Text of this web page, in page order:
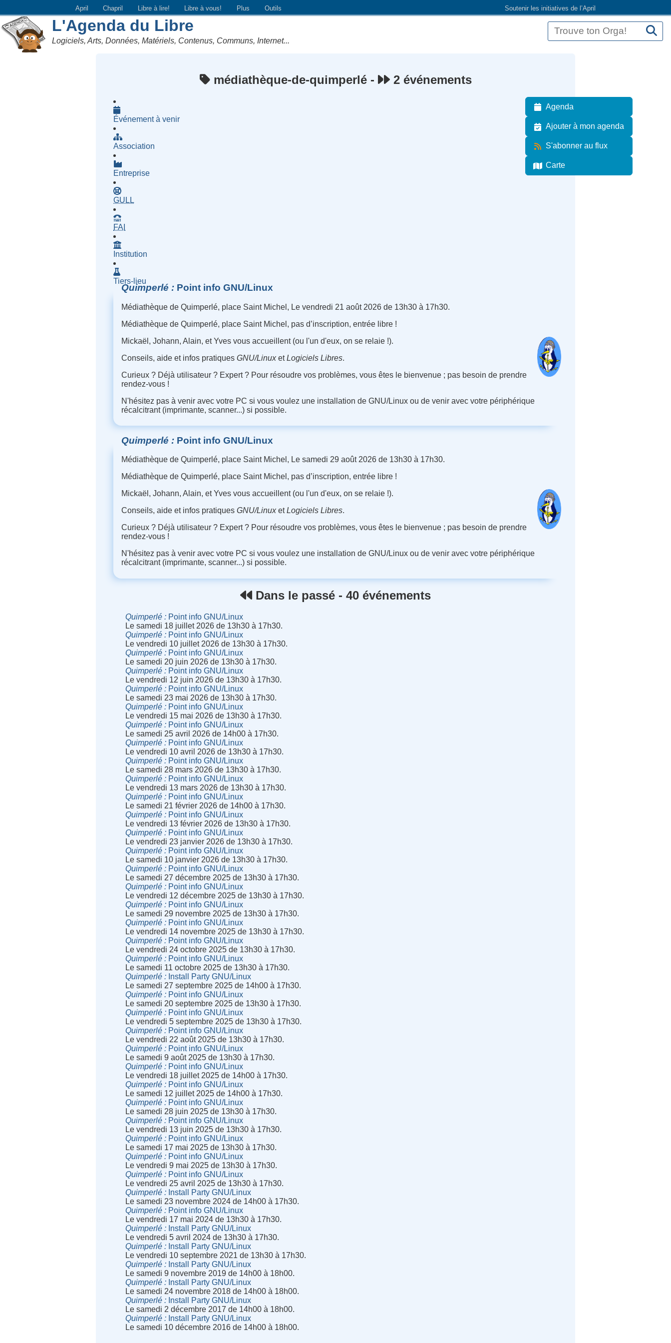
Soutenir les initiatives de l’April
April Chapril Libre à lire! Libre à vous! Plus Outils
L'Agenda du Libre
Logiciels, Arts, Données, Matériels, Contenus, Communs, Internet...
médiathèque-de-quimperlé - 2 événements
Agenda
Ajouter à mon agenda
S'abonner au flux
Carte
Événement à venir
Association
Entreprise
GULL
FAI
Institution
Tiers-lieu
Quimperlé Point info GNU/Linux
Médiathèque de Quimperlé, place Saint Michel, Le vendredi 21 août 2026 de 13h30 à 17h30.
Médiathèque de Quimperlé, place Saint Michel, pas d’inscription, entrée libre !
Mickaël, Johann, Alain, et Yves vous accueillent (ou l'un d'eux, on se relaie !).
Conseils, aide et infos pratiquesGNU/LinuxetLogiciels Libres.
Curieux ? Déjà utilisateur ? Expert ? Pour résoudre vos problèmes, vous êtes le bienvenue ; pas besoin de prendre
rendez-vous !
N'hésitez pas à venir avec votre PC si vous voulez une installation de GNU/Linux ou de venir avec votre périphérique
récalcitrant (imprimante, scanner...) si possible.
Quimperlé Point info GNU/Linux
Médiathèque de Quimperlé, place Saint Michel, Le samedi 29 août 2026 de 13h30 à 17h30.
Médiathèque de Quimperlé, place Saint Michel, pas d’inscription, entrée libre !
Mickaël, Johann, Alain, et Yves vous accueillent (ou l'un d'eux, on se relaie !).
Conseils, aide et infos pratiquesGNU/LinuxetLogiciels Libres.
Curieux ? Déjà utilisateur ? Expert ? Pour résoudre vos problèmes, vous êtes le bienvenue ; pas besoin de prendre
rendez-vous !
N'hésitez pas à venir avec votre PC si vous voulez une installation de GNU/Linux ou de venir avec votre périphérique
récalcitrant (imprimante, scanner...) si possible.
Dans le passé - 40 événements
Quimperlé
Point info GNU/Linux
Le samedi 18 juillet 2026 de 13h30 à 17h30.
Quimperlé
Point info GNU/Linux
Le vendredi 10 juillet 2026 de 13h30 à 17h30.
Quimperlé
Point info GNU/Linux
Le samedi 20 juin 2026 de 13h30 à 17h30.
Quimperlé
Point info GNU/Linux
Le vendredi 12 juin 2026 de 13h30 à 17h30.
Quimperlé
Point info GNU/Linux
Le samedi 23 mai 2026 de 13h30 à 17h30.
Quimperlé
Point info GNU/Linux
Le vendredi 15 mai 2026 de 13h30 à 17h30.
Quimperlé
Point info GNU/Linux
Le samedi 25 avril 2026 de 14h00 à 17h30.
Quimperlé
Point info GNU/Linux
Le vendredi 10 avril 2026 de 13h30 à 17h30.
Quimperlé
Point info GNU/Linux
Le samedi 28 mars 2026 de 13h30 à 17h30.
Quimperlé
Point info GNU/Linux
Le vendredi 13 mars 2026 de 13h30 à 17h30.
Quimperlé
Point info GNU/Linux
Le samedi 21 février 2026 de 14h00 à 17h30.
Quimperlé
Point info GNU/Linux
Le vendredi 13 février 2026 de 13h30 à 17h30.
Quimperlé
Point info GNU/Linux
Le vendredi 23 janvier 2026 de 13h30 à 17h30.
Quimperlé
Point info GNU/Linux
Le samedi 10 janvier 2026 de 13h30 à 17h30.
Quimperlé
Point info GNU/Linux
Le samedi 27 décembre 2025 de 13h30 à 17h30.
Quimperlé
Point info GNU/Linux
Le vendredi 12 décembre 2025 de 13h30 à 17h30.
Quimperlé
Point info GNU/Linux
Le samedi 29 novembre 2025 de 13h30 à 17h30.
Quimperlé
Point info GNU/Linux
Le vendredi 14 novembre 2025 de 13h30 à 17h30.
Quimperlé
Point info GNU/Linux
Le vendredi 24 octobre 2025 de 13h30 à 17h30.
Quimperlé
Point info GNU/Linux
Le samedi 11 octobre 2025 de 13h30 à 17h30.
Quimperlé
Install Party GNU/Linux
Le samedi 27 septembre 2025 de 14h00 à 17h30.
Quimperlé
Point info GNU/Linux
Le samedi 20 septembre 2025 de 13h30 à 17h30.
Quimperlé
Point info GNU/Linux
Le vendredi 5 septembre 2025 de 13h30 à 17h30.
Quimperlé
Point info GNU/Linux
Le vendredi 22 août 2025 de 13h30 à 17h30.
Quimperlé
Point info GNU/Linux
Le samedi 9 août 2025 de 13h30 à 17h30.
Quimperlé
Point info GNU/Linux
Le vendredi 18 juillet 2025 de 14h00 à 17h30.
Quimperlé
Point info GNU/Linux
Le samedi 12 juillet 2025 de 14h00 à 17h30.
Quimperlé
Point info GNU/Linux
Le samedi 28 juin 2025 de 13h30 à 17h30.
Quimperlé
Point info GNU/Linux
Le vendredi 13 juin 2025 de 13h30 à 17h30.
Quimperlé
Point info GNU/Linux
Le samedi 17 mai 2025 de 13h30 à 17h30.
Quimperlé
Point info GNU/Linux
Le vendredi 9 mai 2025 de 13h30 à 17h30.
Quimperlé
Point info GNU/Linux
Le vendredi 25 avril 2025 de 13h30 à 17h30.
Quimperlé
Install Party GNU/Linux
Le samedi 23 novembre 2024 de 14h00 à 17h30.
Quimperlé
Point info GNU/Linux
Le vendredi 17 mai 2024 de 13h30 à 17h30.
Quimperlé
Install Party GNU/Linux
Le vendredi 5 avril 2024 de 13h30 à 17h30.
Quimperlé
Install Party GNU/Linux
Le vendredi 10 septembre 2021 de 13h30 à 17h30.
Quimperlé
Install Party GNU/Linux
Le samedi 9 novembre 2019 de 14h00 à 18h00.
Quimperlé
Install Party GNU/Linux
Le samedi 24 novembre 2018 de 14h00 à 18h00.
Quimperlé
Install Party GNU/Linux
Le samedi 2 décembre 2017 de 14h00 à 18h00.
Quimperlé
Install Party GNU/Linux
Le samedi 10 décembre 2016 de 14h00 à 18h00.